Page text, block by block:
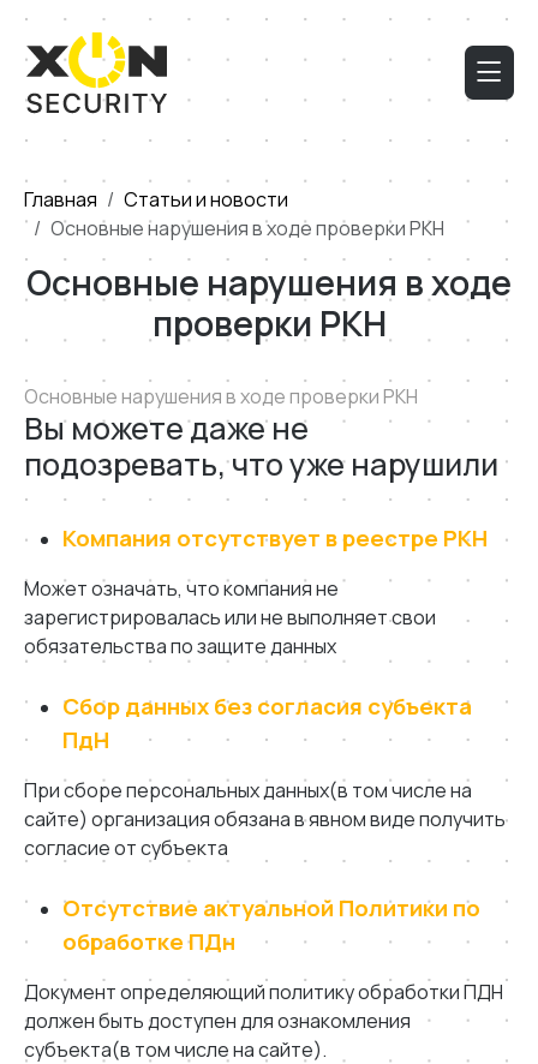
Главная
Статьи и новости
Основные нарушения в ходе проверки РКН
Основные нарушения в ходе
проверки РКН
Основные нарушения в ходе проверки РКН
Вы можете даже не
подозревать, что уже нарушили
Компания отсутствует в реестре РКН
Может означать, что компания не
зарегистрировалась или не выполняет свои
обязательства по защите данных
Сбор данных без согласия субъекта
ПдН
При сборе персональных данных(в том числе на
сайте) организация обязана в явном виде получить
согласие от cубъекта
Отсутствие актуальной Политики по
обработке ПДн
Документ определяющий политику обработки ПДН
должен быть доступен для ознакомления
субъекта(в том числе на сайте).